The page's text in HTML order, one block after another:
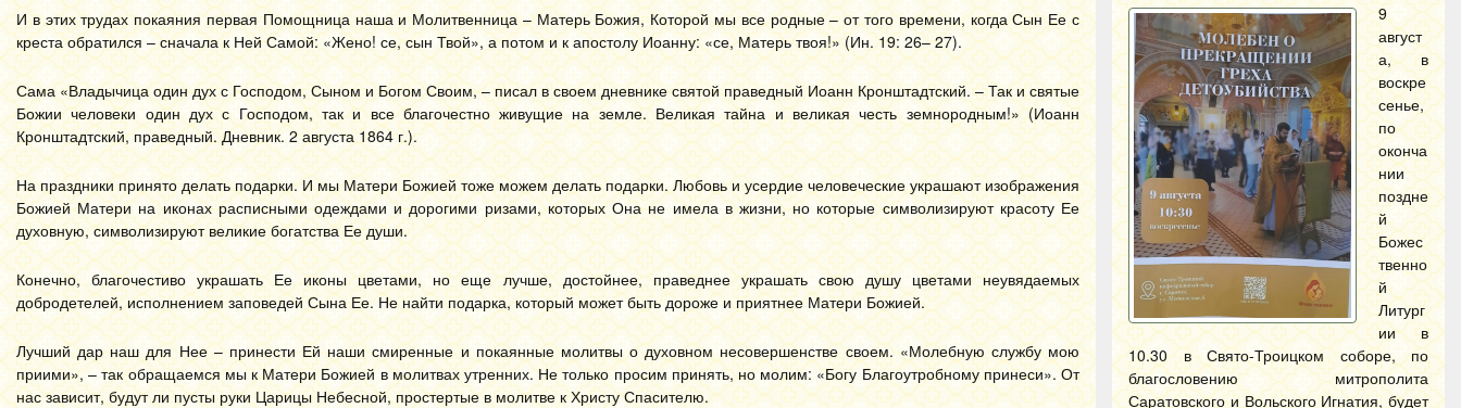
И в этих трудах покаяния первая Помощница наша и Молитвенница – Матерь Божия, Которой мы все родные – от того времени, когда Сын Ее с
креста обратился – сначала к Ней Самой: «Жено! се, сын Твой», а потом и к апостолу Иоанну: «се, Матерь твоя!» (Ин. 19: 26– 27).
Сама «Владычица один дух с Господом, Сыном и Богом Своим, – писал в своем дневнике святой праведный Иоанн Кронштадтский. – Так и святые
Божии человеки один дух с Господом, так и все благочестно живущие на земле. Великая тайна и великая честь земнородным!» (Иоанн
Кронштадтский, праведный. Дневник. 2 августа 1864 г.).
На праздники принято делать подарки. И мы Матери Божией тоже можем делать подарки. Любовь и усердие человеческие украшают изображения
Божией Матери на иконах расписными одеждами и дорогими ризами, которых Она не имела в жизни, но которые символизируют красоту Ее
духовную, символизируют великие богатства Ее души.
Конечно, благочестиво украшать Ее иконы цветами, но еще лучше, достойнее, праведнее украшать свою душу цветами неувядаемых
добродетелей, исполнением заповедей Сына Ее. Не найти подарка, который может быть дороже и приятнее Матери Божией.
Лучший дар наш для Нее – принести Ей наши смиренные и покаянные молитвы о духовном несовершенстве своем. «Молебную службу мою
приими», – так обращаемся мы к Матери Божией в молитвах утренних. Не только просим принять, но молим: «Богу Благоутробному принеси». От
нас зависит, будут ли пусты руки Царицы Небесной, простертые в молитве к Христу Спасителю.
9
август
а, в
воскре
сенье,
по
оконча
нии
поздне
й
Божес
твенно
й
Литург
ии в
10.30 в Свято-Троицком соборе, по
благословению митрополита
Саратовского и Вольского Игнатия, будет